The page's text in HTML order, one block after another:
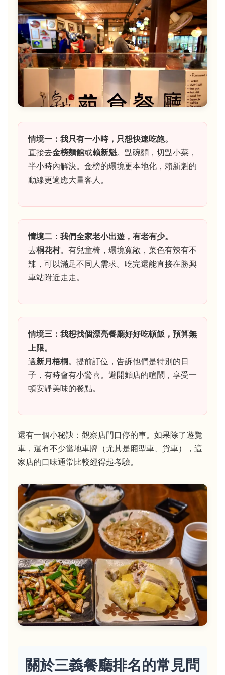
情境一：我只有一小時，只想快速吃飽。
直接去金榜麵館或賴新魁。點碗麵，切點小菜，
半小時內解決。金榜的環境更本地化，賴新魁的
動線更適應大量客人。
情境二：我們全家老小出遊，有老有少。
去桐花村。有兒童椅，環境寬敞，菜色有辣有不
辣，可以滿足不同人需求。吃完還能直接在勝興
車站附近走走。
情境三：我想找個漂亮餐廳好好吃頓飯，預算無
上限。
選新月梧桐。提前訂位，告訴他們是特別的日
子，有時會有小驚喜。避開麵店的喧鬧，享受一
頓安靜美味的餐點。
還有一個小秘訣：觀察店門口停的車。如果除了遊覽
車，還有不少當地車牌（尤其是廂型車、貨車），這
家店的口味通常比較經得起考驗。
關於三義餐廳排名的常見問